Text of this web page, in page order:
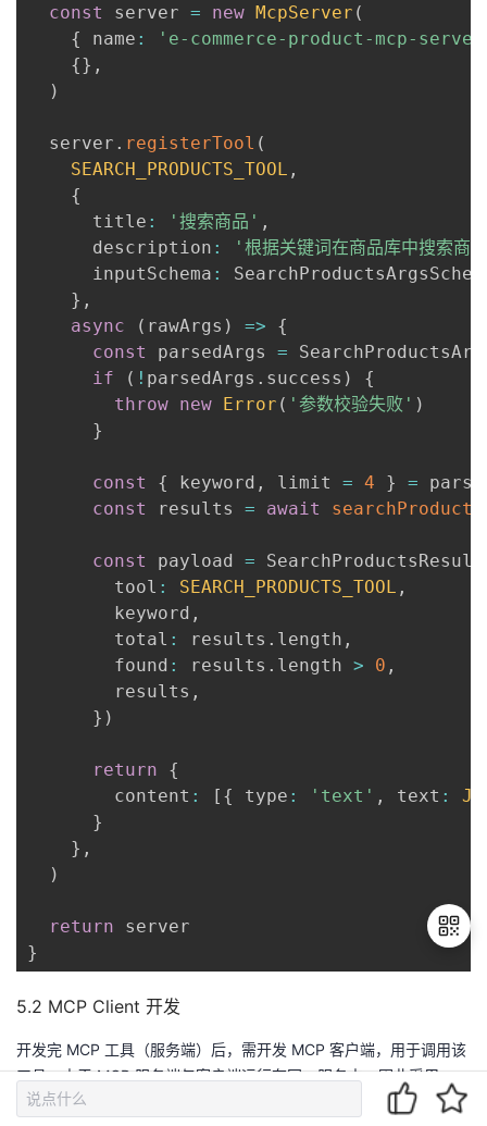
const
server = new McpServer (
{
name :
'e-commerce-product-mcp-
{} ,
)
  server
. registerTool (
SEARCH_PRODUCTS_TOOL ,
{
      title
: '搜索商品' ,
      description
:
'根据关键词在商品库中搜索商
      inputSchema
:
} ,
async
( rawArgs ) =>
{
const
parsedArgs =
if
( ! parsedArgs . success )
{
throw new Error ( '参数校验失败' )
}
const { keyword , limit = 4 } =
const
results = await
const payload =
        tool
: SEARCH_PRODUCTS_TOOL ,
        keyword
,
        total
: results . length ,
        found
: results . length > 0 ,
        results
,
} )
return
{
        content
: [ { type : 'text' , text :
}
} ,
)
return
}
5.2 MCP Client 开发
开发完 MCP 工具（服务端）后，需开发 MCP 客户端，用于调用该
工具。由于 MCP 服务端与客户端运行在同一服务中，因此采用
InMemoryTransport
方式实现两者的通信，无需额外配置网络接